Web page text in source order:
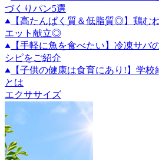
づくりパン5選
【高たんぱく質＆低脂質◎】鶏む
エット献立◎
【手軽に魚を食べたい】冷凍サバ
シピをご紹介
【子供の健康は食育にあり!】学
とは
エクササイズ